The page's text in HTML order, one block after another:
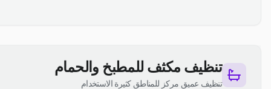
تنظيف مكثف للمطبخ والحمام
تنظيف عميق مركز للمناطق كثيرة الاستخدام